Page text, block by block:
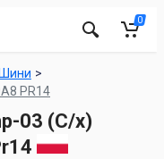
0
Шини
PR14
03 (С/х)